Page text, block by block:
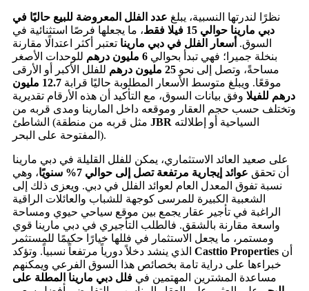
نظرًا لندرتها النسبية، يبلغ عدد الفلل المعروضة للبيع حاليًا في
دبي مارينا حوالي 15 فيلا فقط
، ما يجعلها فرصًا استثنائية في
السوق. أسعار الفلل في دبي مارينا تعتبر أكثر اعتدالًا مقارنة
بنخلة جميرا؛ فهي تبدأ بحوالي 6 مليون درهم
للوحدات الأصغر
مساحةً، وتصل إلى نحو 25 مليون درهم
للفلل الأكبر أو الأرقى
موقعًا. ويبلغ متوسط الأسعار المطلوبة حاليًا قرابة
12.7 مليون
درهم للفيلا وفق بيانات السوق، مع التأكيد أن هذه الأرقام تقديرية
وتختلف حسب حجم العقار وموقعه داخل المارينا ومدى قربه من
JBR
المفتوحة على البحر).
على صعيد العائد الاستثماري، يمكن للفلل القليلة في دبي مارينا
أن تحقق عوائد إيجارية مرتفعة تصل إلى حوالي 7% سنويًا
، وهي
نسبة تفوق المعدل العام لعوائد الفلل في دبي. ويعزى ذلك إلى
الشعبية الكبيرة للمرسى كوجهة للشباب والعائلات الراقية
الراغبة في تأجير عقار يجمع بين موقع سياحي حيوي ومساحة
واسعة مقارنة بالشقق. فالطلب التأجيري في دبي مارينا قوي
ومستمر، ما يجعل الاستثمار في فللها خيارًا حكيمًا للمستثمر
Casttio Properties
خبراءها على دراية تامة بخصائص هذا السوق الفرعي ويمكنهم
مساعدة المشترين المهتمين في فلل دبي مارينا المطلة على